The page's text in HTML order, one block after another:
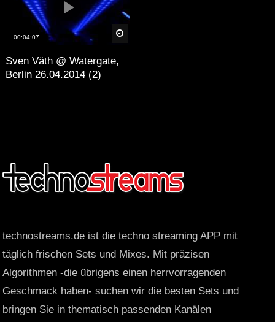
00:04:07
Sven Väth @ Watergate,
Berlin 26.04.2014 (2)
technostreams.de ist die techno streaming APP mit
täglich frischen Sets und Mixes. Mit präzisen
Algorithmen -die übrigens einen herrvorragenden
Geschmack haben- suchen wir die besten Sets und
bringen Sie in thematisch passenden Kanälen